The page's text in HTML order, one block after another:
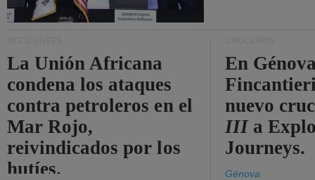
La Unión Africana
condena los ataques
contra petroleros en el
Mar Rojo,
reivindicados por los
hutíes.
En
nuevo
III a
Journeys.
Génova